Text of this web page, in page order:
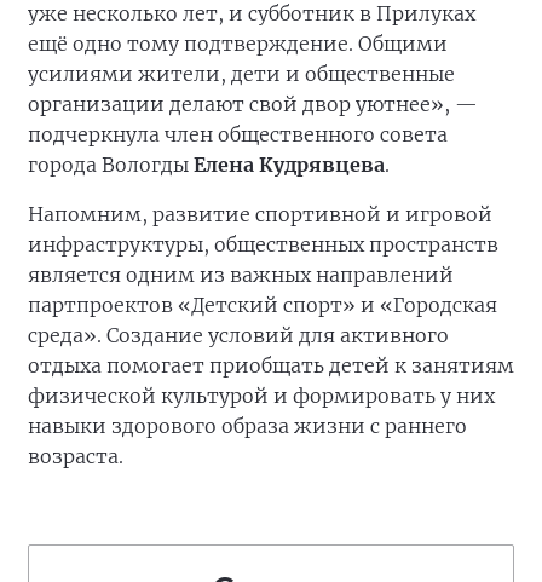
уже несколько лет, и субботник в Прилуках
ещё одно тому подтверждение. Общими
усилиями жители, дети и общественные
организации делают свой двор уютнее», —
подчеркнула член общественного совета
города Вологды Елена Кудрявцева.
Напомним, развитие спортивной и игровой
инфраструктуры, общественных пространств
является одним из важных направлений
партпроектов «Детский спорт» и «Городская
среда». Создание условий для активного
отдыха помогает приобщать детей к занятиям
физической культурой и формировать у них
навыки здорового образа жизни с раннего
возраста.